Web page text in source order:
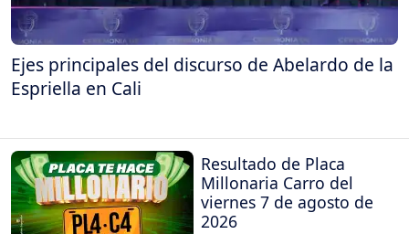
Ejes principales del discurso de Abelardo de la
Espriella en Cali
Resultado de Placa
Millonaria Carro del
viernes 7 de agosto de
2026